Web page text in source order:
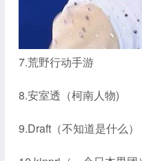
7.荒野行动手游
8.安室透（柯南人物)
9.Draft（不知道是什么）